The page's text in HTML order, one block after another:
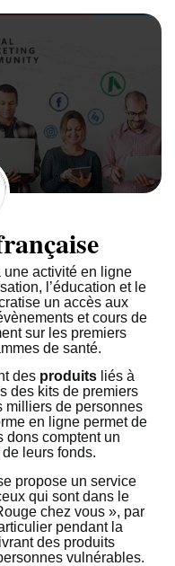
une activité en ligne
l’éducation et le
un accès aux
et cours de
sur les premiers
de santé.
des produits liés à
des kits de premiers
milliers de personnes
en ligne permet de
dons comptent un
leurs fonds.
propose un service
qui sont dans le
chez vous », par
pendant la
des produits
vulnérables.